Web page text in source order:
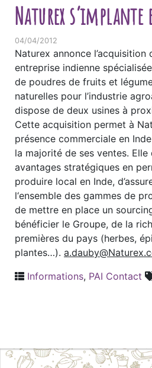
Naturex
04/04/2012
Naturex annonce l’acquisition
entreprise indienne
de poudres de fruits et
naturelles pour l’industrie
dispose de deux usines à
Cette acquisition permet à
présence commerciale en
la majorité de ses ventes.
avantages stratégiques en
produire local en Inde,
l‘ensemble des gammes de
de mettre en place un
bénéficier le Groupe, de la
premières du pays (herbes,
plantes…).
Informations, PAI Contact